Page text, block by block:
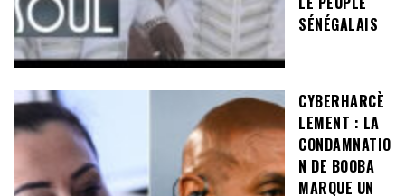
SÉNÉGALAIS
CYBERHARCÈ
LEMENT : LA
CONDAMNATIO
N DE BOOBA
MARQUE UN